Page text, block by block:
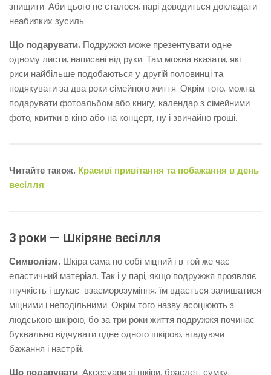
знищити. Аби цього не сталося, парі доводиться докладати
неабияких зусиль.
Що подарувати. Подружжя може презентувати одне
одному листи, написані від руки. Там можна вказати, які
риси найбільше подобаються у другій половинці та
подякувати за два роки сімейного життя. Окрім того, можна
подарувати фотоальбом або книгу, календар з сімейними
фото, квитки в кіно або на концерт, ну і звичайно гроші.
Читайте також. Красиві привітання та побажання в день
весілля
3 роки — Шкіряне весілля
Символізм. Шкіра сама по собі міцний і в той же час
еластичний матеріал. Так і у парі, якщо подружжя проявляє
гнучкість і шукає взаєморозуміння, їм вдається залишатися
міцними і неподільними. Окрім того назву асоціюють з
людською шкірою, бо за три роки життя подружжя починає
буквально відчувати одне одного шкірою, вгадуючи
бажання і настрій.
Що подарувати. Аксесуари зі шкіри: браслет, сумку,